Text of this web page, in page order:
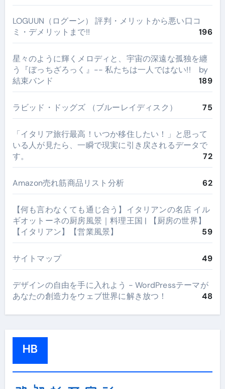
LOGUUN（ログーン） 評判・メリットから悪い口コ
ミ・デメリットまで!!
196
星々のように輝くメロディと、宇宙の深遠な孤独を纏
う『ぼっちざろっく』-- 私たちは一人ではない!! by
結束バンド
189
ラビッド・ドッグズ （ブルーレイディスク） 75
​「イタリア旅行最高！いつか移住したい！」と思って
いる人が見たら、一瞬で現実に引き戻されるデータで
す。
72
Amazon売れ筋商品リスト分析 62
【何も言わなくても通じ合う】イタリアンの名店 イル
ギオットーネの厨房風景｜料理王国 | 【厨房の世界】
【イタリアン】【営業風景】
59
サイトマップ 49
デザインの自由を手に入れよう - WordPressテーマが
あなたの創造力をウェブ世界に解き放つ！
48
HB